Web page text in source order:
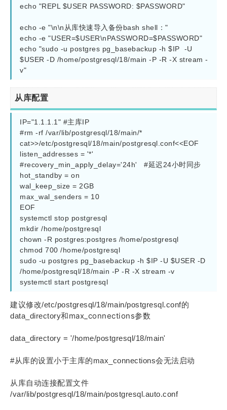
echo "REPL $USER PASSWORD: $PASSWORD"
echo -e "\n\n从库快速导入备份bash shell："
echo -e "USER=$USER\nPASSWORD=$PASSWORD"
echo "sudo -u postgres pg_basebackup -h $IP  -U
$USER -D /home/postgresql/18/main -P -R -X stream -
从库配置
IP="1.1.1.1" #主库IP
#rm -rf /var/lib/postgresql/18/main/*
cat>>/etc/postgresql/18/main/postgresql.conf<<EOF
listen_addresses = '*'
#recovery_min_apply_delay='24h'   #延迟24小时同步
hot_standby = on
wal_keep_size = 2GB
max_wal_senders = 10
EOF
systemctl stop postgresql
mkdir /home/postgresql
chown -R postgres:postgres /home/postgresql
chmod 700 /home/postgresql
sudo -u postgres pg_basebackup -h $IP -U $USER -D
/home/postgresql/18/main -P -R -X stream -v
systemctl start postgresql
建议修改/etc/postgresql/18/main/postgresql.conf的
data_directory和max_connections参数
data_directory = '/home/postgresql/18/main'
#从库的设置小于主库的max_connections会无法启动
从库自动连接配置文件
/var/lib/postgresql/18/main/postgresql.auto.conf